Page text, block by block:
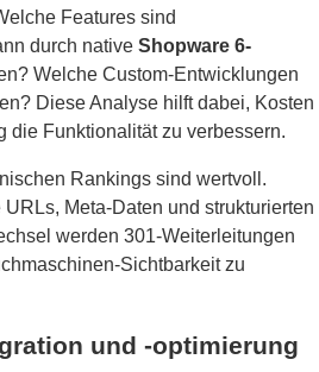
Features sind
durch native Shopware 6-
Welche Custom-Entwicklungen
Diese Analyse hilft dabei, Kosten
die Funktionalität zu verbessern.
Rankings sind wertvoll.
Meta-Daten und strukturierten
werden 301-Weiterleitungen
Sichtbarkeit zu
und -optimierung